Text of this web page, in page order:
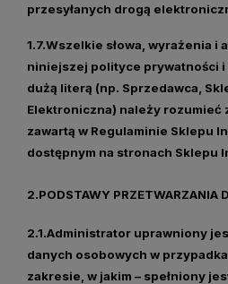
przesyłanych drogą
1.7.Wszelkie słowa, wyrażenia i
niniejszej polityce prywatności
dużą literą (np. Sprzedawca
Elektroniczna) należy rozumieć
zawartą w Regulaminie Sklepu
dostępnym na stronach Sklepu
2.PODSTAWY PRZETWARZANIA
2.1.Administrator uprawniony
danych osobowych w
zakresie, w jakim – spełniony